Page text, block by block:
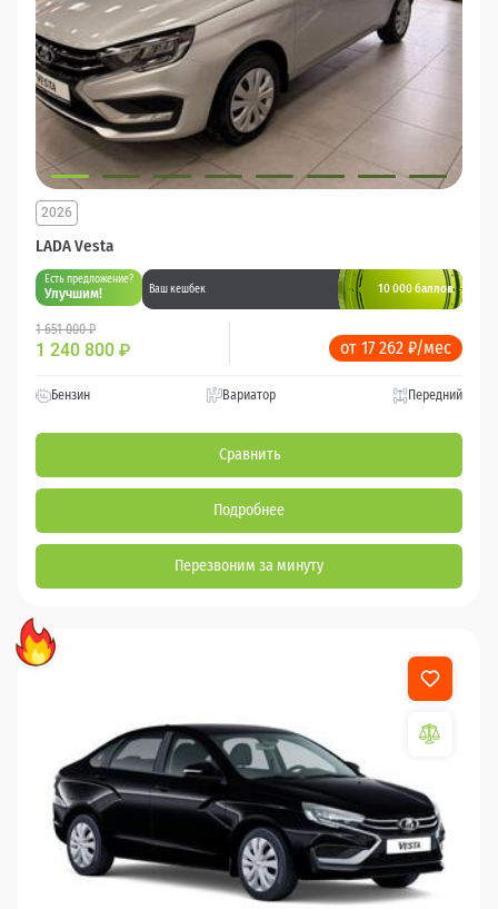
LADA Vesta
2026
Есть предложение?
Улучшим! Ваш кешбек 10 000 баллов
1 651 000 ₽
1 240 800 ₽ от 17 262 ₽/мес
Бензин Вариатор Передний
Сравнить
Подробнее
Перезвоним за минуту